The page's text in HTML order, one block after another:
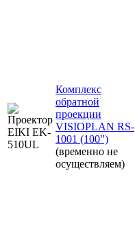
Комплекс
обратной
проекции
VISIOPLAN RS-
1001 (100")
(временно не
осуществляем)